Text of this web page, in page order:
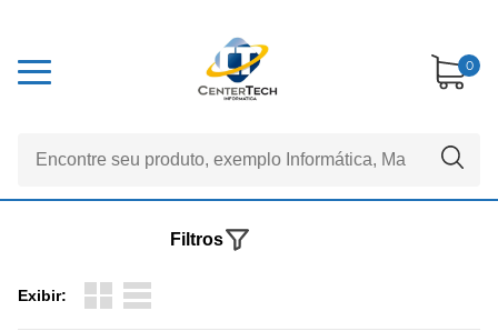
0
Exibir:
Filtros